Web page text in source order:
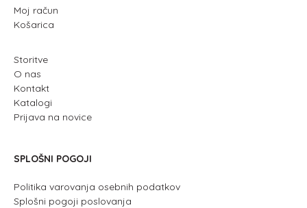
Moj račun
Košarica
Storitve
O nas
Kontakt
Katalogi
Prijava na novice
SPLOŠNI POGOJI
Politika varovanja osebnih podatkov
Splošni pogoji poslovanja